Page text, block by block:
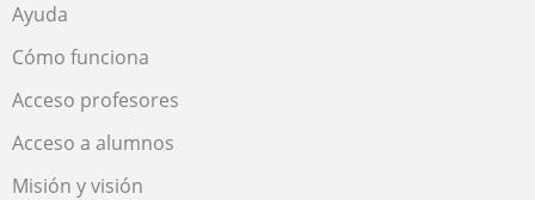
Ayuda
Cómo funciona
Acceso profesores
Acceso a alumnos
Misión y visión